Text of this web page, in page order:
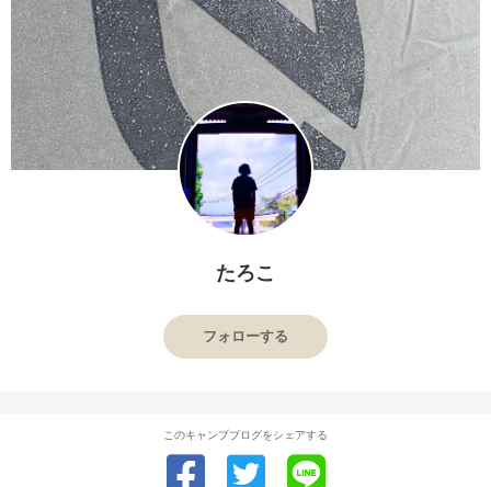
たろこ
フォローする
このキャンプブログをシェアする